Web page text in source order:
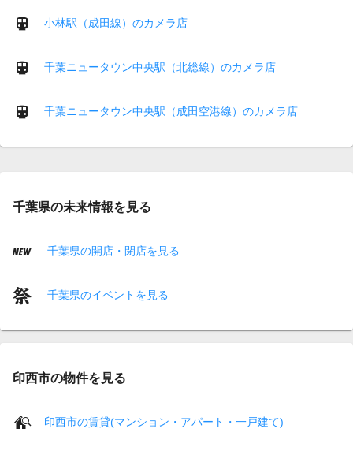
小林駅（成田線）のカメラ店
千葉ニュータウン中央駅（北総線）のカメラ店
千葉ニュータウン中央駅（成田空港線）のカメラ店
千葉県の未来情報を見る
千葉県の開店・閉店を見る
千葉県のイベントを見る
印西市の物件を見る
印西市の賃貸(マンション・アパート・一戸建て)